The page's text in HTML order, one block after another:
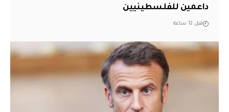
داعمين للفلسطينيين
قبل 12 ساعة